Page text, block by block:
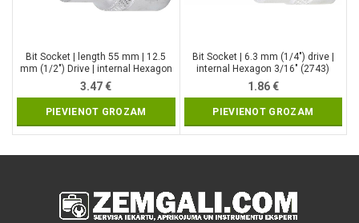
Bit Socket | length 55 mm | 12.5
mm (1/2″) Drive | internal Hexagon
5/16″ (2735)
3.47€
PIEVIENOT GROZAM
Bit Socket | 6.3 mm (1/4″) drive |
internal Hexagon 3/16″ (2743)
1.86€
PIEVIENOT GROZAM